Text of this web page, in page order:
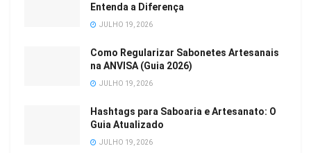
Entenda a Diferença
JULHO 19, 2026
Como Regularizar Sabonetes Artesanais
na ANVISA (Guia 2026)
JULHO 19, 2026
Hashtags para Saboaria e Artesanato: O
Guia Atualizado
JULHO 19, 2026